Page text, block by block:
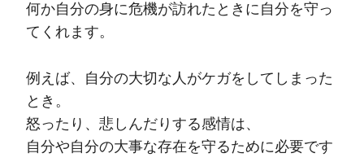
何か自分の身に危機が訪れたときに自分を守っ
てくれます。
例えば、自分の大切な人がケガをしてしまった
とき。
怒ったり、悲しんだりする感情は、
自分や自分の大事な存在を守るために必要です